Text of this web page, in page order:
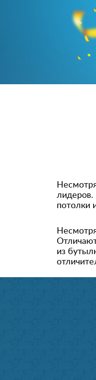
лидеров.
потолки
из